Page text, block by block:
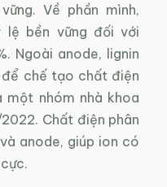
Về phần mình,
lệ bền vững đối với
Ngoài anode, lignin
chế tạo chất điện
một nhóm nhà khoa
Chất điện phân
anode, giúp ion có